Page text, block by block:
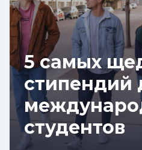
5 самых
стипендий
студентов